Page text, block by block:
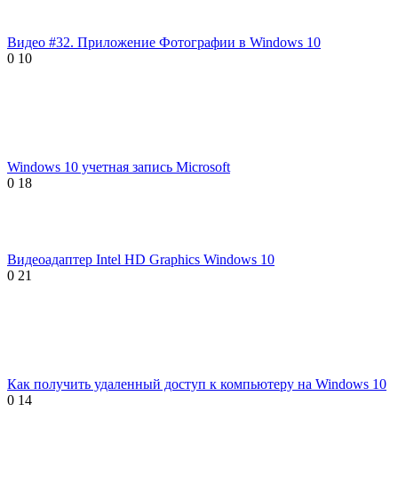
Видео #32. Приложение Фотографии в Windows 10
0 10
Windows 10 учетная запись Microsoft
0 18
Видеоадаптер Intel HD Graphics Windows 10
0 21
Как получить удаленный доступ к компьютеру на Windows 10
0 14